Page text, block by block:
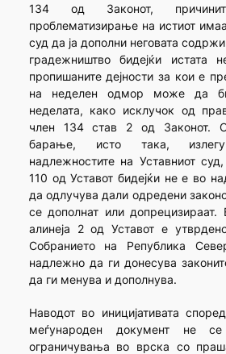
134 од Законот,
проблематизирање на истиот
суд да ја дополни неговата
градежништво бидејќи
пропишаните дејности за кои е
на неделен одмор може да
неделата, како исклучок од
член 134 став 2 од Законот.
барање, исто така,
надлежностите на Уставниот
110 од Уставот бидејќи не е во
да одлучува дали одредени
се дополнат или
алинеја 2 од Уставот е
Собранието на Република
надлежно да ги донесува
да ги менува и дополнува.
Наводот во иницијативата
меѓународен документ не
ограничувања во врска со